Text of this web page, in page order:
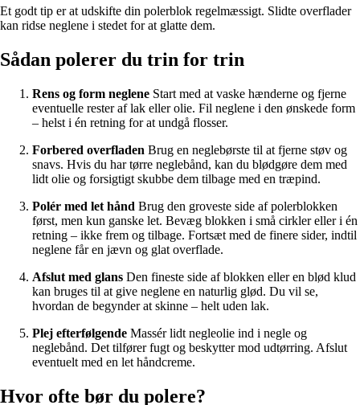
Et godt tip er at udskifte din polerblok regelmæssigt. Slidte overflader
kan ridse neglene i stedet for at glatte dem.
Sådan polerer du trin for trin
Rens og form neglene Start med at vaske hænderne og fjerne
eventuelle rester af lak eller olie. Fil neglene i den ønskede form
– helst i én retning for at undgå flosser.
Forbered overfladen Brug en neglebørste til at fjerne støv og
snavs. Hvis du har tørre neglebånd, kan du blødgøre dem med
lidt olie og forsigtigt skubbe dem tilbage med en træpind.
Polér med let hånd Brug den groveste side af polerblokken
først, men kun ganske let. Bevæg blokken i små cirkler eller i én
retning – ikke frem og tilbage. Fortsæt med de finere sider, indtil
neglene får en jævn og glat overflade.
Afslut med glans Den fineste side af blokken eller en blød klud
kan bruges til at give neglene en naturlig glød. Du vil se,
hvordan de begynder at skinne – helt uden lak.
Plej efterfølgende Massér lidt negleolie ind i negle og
neglebånd. Det tilfører fugt og beskytter mod udtørring. Afslut
eventuelt med en let håndcreme.
Hvor ofte bør du polere?